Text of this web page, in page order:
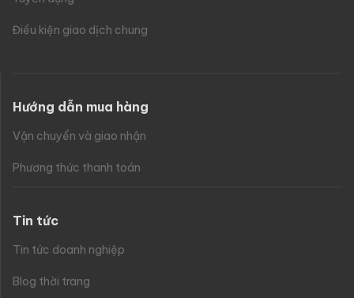
Điều kiện giao dịch chung
Hướng dẫn mua hàng
Vận chuyển và giao nhận
Phương thức thanh toán
Tin tức
Tin tức doanh nghiệp
Blog thời trang